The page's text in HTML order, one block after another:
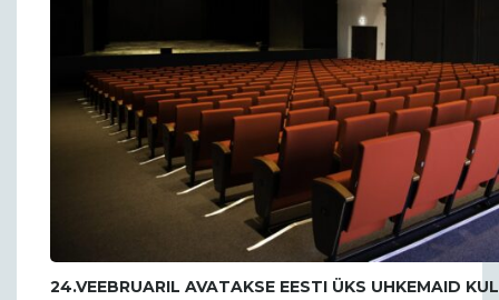
24.VEEBRUARIL AVATAKSE EESTI ÜKS UHKEMAID